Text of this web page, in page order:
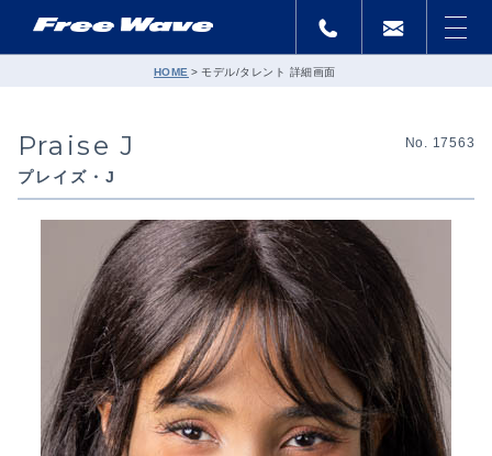
HOME モデル/タレント 詳細画面
Praise J
プレイズ・J
No. 17563